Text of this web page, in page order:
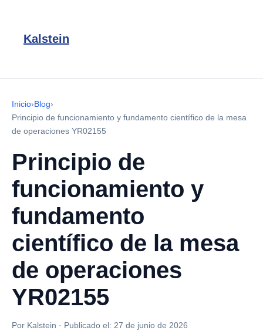
Kalstein
Inicio›Blog›
Principio de funcionamiento y fundamento científico de la mesa
de operaciones YR02155
Principio de
funcionamiento y
fundamento
científico de la mesa
de operaciones
YR02155
Por Kalstein · Publicado el: 27 de junio de 2026